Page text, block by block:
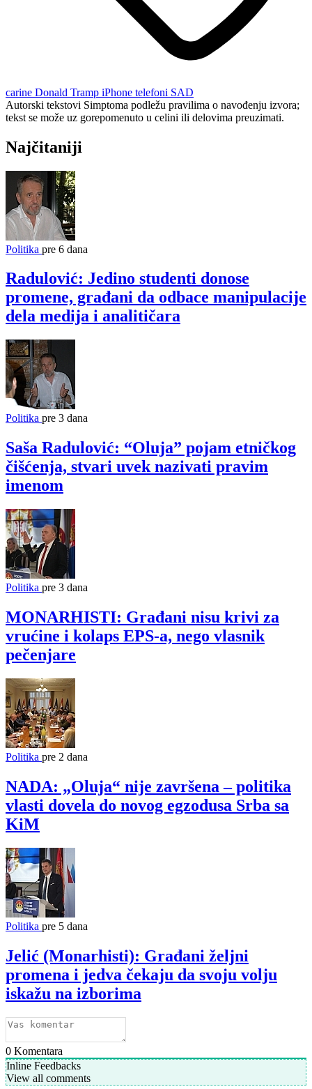
carine Donald Tramp iPhone telefoni SAD
Autorski tekstovi Simptoma podležu pravilima o navođenju izvora;
tekst se može uz gorepomenuto u celini ili delovima preuzimati.
Najčitaniji
Politika pre 6 dana
Radulović: Jedino studenti donose
promene, građani da odbace manipulacije
dela medija i analitičara
Politika pre 3 dana
Saša Radulović: “Oluja” pojam etničkog
čišćenja, stvari uvek nazivati pravim
imenom
Politika pre 3 dana
MONARHISTI: Građani nisu krivi za
vrućine i kolaps EPS-a, nego vlasnik
pečenjare
Politika pre 2 dana
NADA: „Oluja“ nije završena – politika
vlasti dovela do novog egzodusa Srba sa
KiM
Politika pre 5 dana
Jelić (Monarhisti): Građani željni
promena i jedva čekaju da svoju volju
iskažu na izborima
0 Komentara
Inline Feedbacks
View all comments